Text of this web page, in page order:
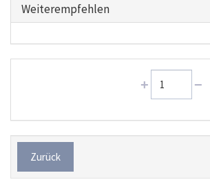
Weiterempfehlen
Zurück